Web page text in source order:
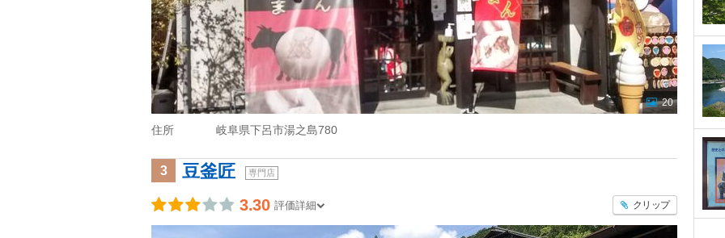
20
住所 岐阜県下呂市湯之島780
3 豆釜匠 専門店
3.30 評価詳細 クリップ